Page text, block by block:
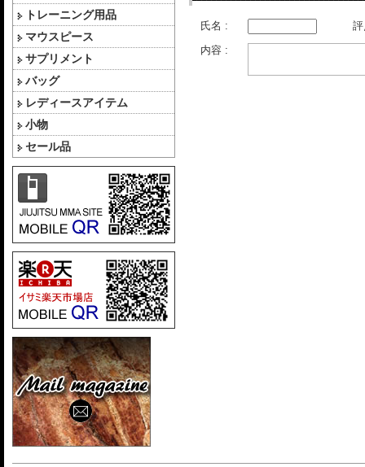
トレーニング用品
マウスピース
サプリメント
バッグ
レディースアイテム
小物
セール品
氏名 :
内容 :